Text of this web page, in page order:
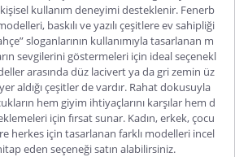
kullanım deneyimi desteklenir. Fenerb
baskılı ve yazılı çeşitlere ev sahipliği
sloganlarının kullanımıyla tasarlanan m
sevgilerini göstermeleri için ideal seçenekl
arasında düz lacivert ya da gri zemin üz
aldığı çeşitler de vardır. Rahat dokusuyla
hem giyim ihtiyaçlarını karşılar hem d
için fırsat sunar. Kadın, erkek, çocu
herkes için tasarlanan farklı modelleri incel
eden seçeneği satın alabilirsiniz.